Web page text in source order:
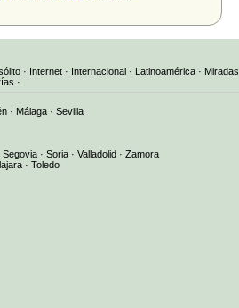
· Internet · Internacional · Latinoamérica · Miradas
·
· Málaga · Sevilla
Segovia · Soria · Valladolid · Zamora
· Toledo